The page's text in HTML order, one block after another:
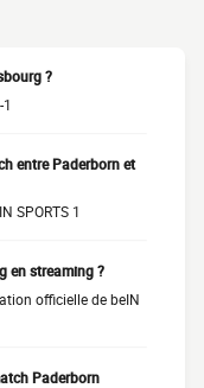
?
entre Paderborn et
SPORTS 1
en streaming ?
officielle de beIN
Paderborn